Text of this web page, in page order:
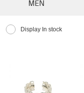
MEN
Display In stock